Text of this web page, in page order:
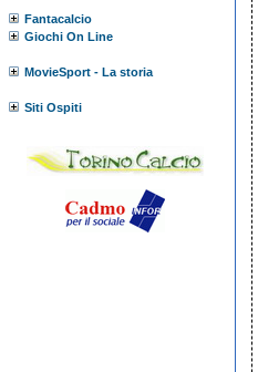
Fantacalcio
Giochi On Line
MovieSport - La storia
Siti Ospiti